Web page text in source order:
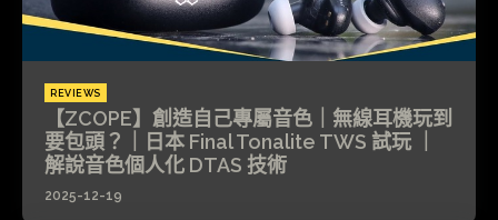
REVIEWS
【ZCOPE】創造自己專屬音色｜無線耳機玩到
要包頭？｜日本 Final Tonalite TWS 試玩 ｜
解說音色個人化 DTAS 技術
2025-12-19